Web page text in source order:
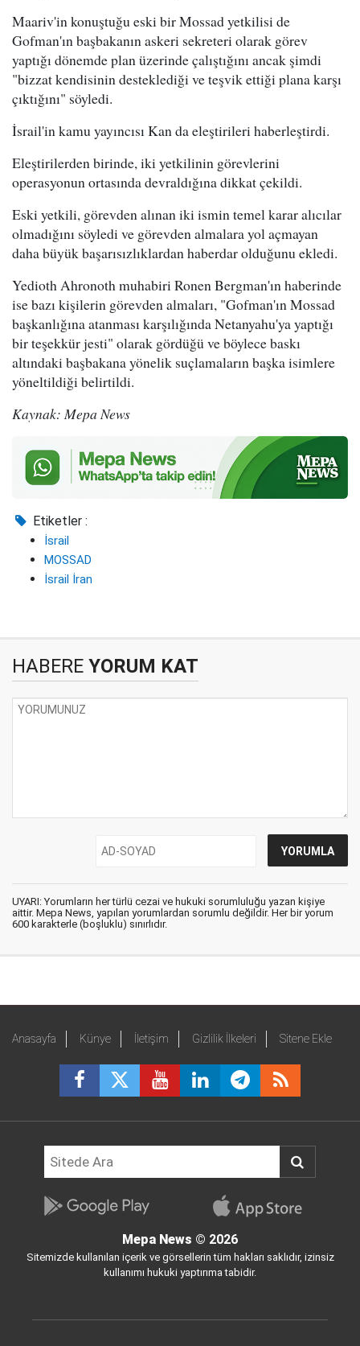
Maariv'in konuştuğu eski bir Mossad yetkilisi de
Gofman'ın başbakanın askeri sekreteri olarak görev
yaptığı dönemde plan üzerinde çalıştığını ancak şimdi
"bizzat kendisinin desteklediği ve teşvik ettiği plana karşı
çıktığını" söyledi.
İsrail'in kamu yayıncısı Kan da eleştirileri haberleştirdi.
Eleştirilerden birinde, iki yetkilinin görevlerini
operasyonun ortasında devraldığına dikkat çekildi.
Eski yetkili, görevden alınan iki ismin temel karar alıcılar
olmadığını söyledi ve görevden almalara yol açmayan
daha büyük başarısızlıklardan haberdar olduğunu ekledi.
Yedioth Ahronoth muhabiri Ronen Bergman'ın haberinde
ise bazı kişilerin görevden almaları, "Gofman'ın Mossad
başkanlığına atanması karşılığında Netanyahu'ya yaptığı
bir teşekkür jesti" olarak gördüğü ve böylece baskı
altındaki başbakana yönelik suçlamaların başka isimlere
yöneltildiği belirtildi.
Kaynak: Mepa News
Etiketler :
İsrail
MOSSAD
İsrail İran
HABERE YORUM KAT
UYARI: Yorumların her türlü cezai ve hukuki sorumluluğu yazan kişiye
aittir. Mepa News, yapılan yorumlardan sorumlu değildir. Her bir yorum
600 karakterle (boşluklu) sınırlıdır.
Anasayfa Künye İletişim Gizlilik İlkeleri Sitene Ekle
Mepa News © 2026
Sitemizde kullanılan içerik ve görsellerin tüm hakları saklıdır, izinsiz
kullanımı hukuki yaptırıma tabidir.